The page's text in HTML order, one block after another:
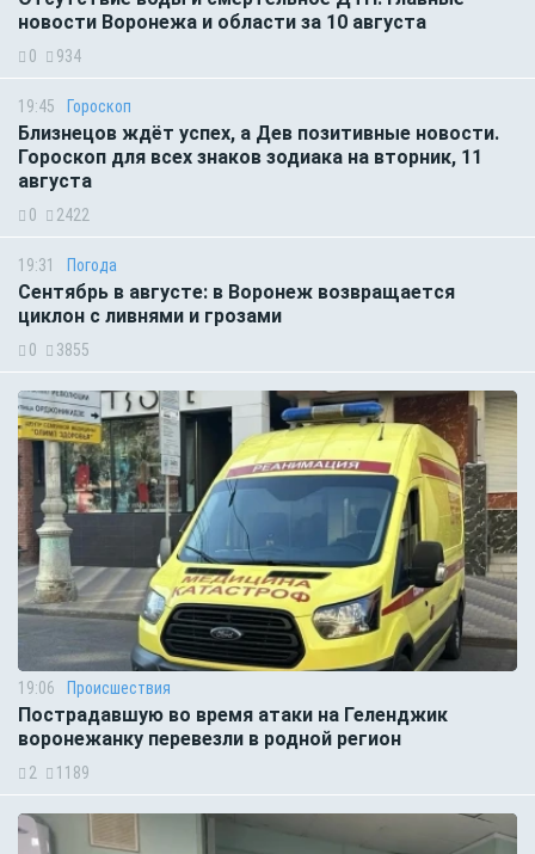
новости Воронежа и области за 10 августа
0 934
19:45 Гороскоп
Близнецов ждёт успех, а Дев позитивные новости.
Гороскоп для всех знаков зодиака на вторник, 11
августа
0 2422
19:31 Погода
Сентябрь в августе: в Воронеж возвращается
циклон с ливнями и грозами
0 3855
19:06 Происшествия
Пострадавшую во время атаки на Геленджик
воронежанку перевезли в родной регион
2 1189